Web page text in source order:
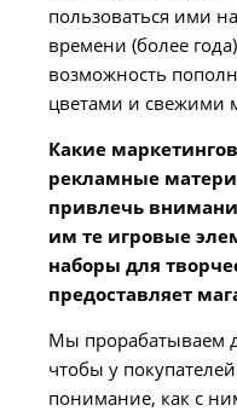
пользоваться ими
времени (более
возможность
цветами и свежими
Какие
рекламные
привлечь
им те игровые
наборы для
предоставляет
Мы прорабатываем
чтобы у
понимание, как с